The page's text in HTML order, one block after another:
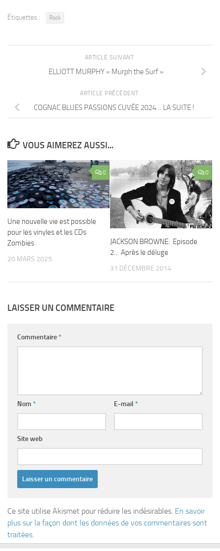
Étiquettes : Rock
ARTICLE SUIVANT
ELLIOTT MURPHY « Murph the Surf »
ARTICLE PRÉCÉDENT
COGNAC BLUES PASSIONS CUVÉE 2024… LA SUITE !
VOUS AIMEREZ AUSSI...
0
Une nouvelle vie est possible
pour les vinyles et les CDs
Zombies
20 MARS 2025
0
JACKSON BROWNE: Episode
2… Après le déluge
31 DÉCEMBRE 2014
LAISSER UN COMMENTAIRE
Commentaire*
Nom * E-mail *
Site web
Ce site utilise Akismet pour réduire les indésirables. En savoir
plus sur la façon dont les données de vos commentaires sont
traitées.